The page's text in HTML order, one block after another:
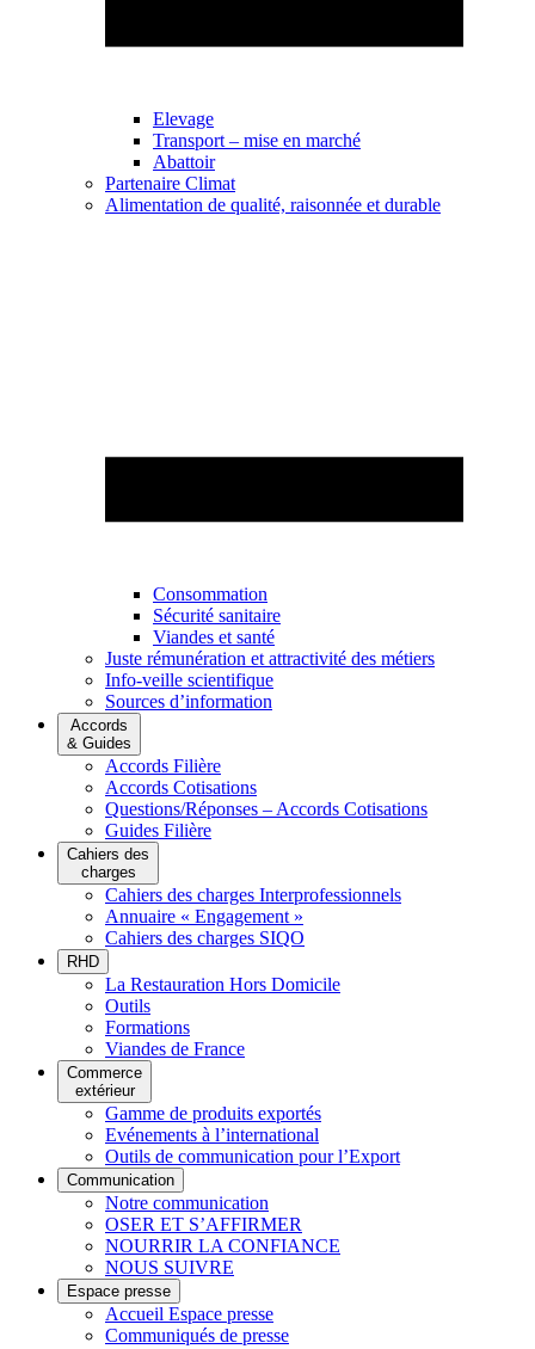
Elevage
Transport – mise en marché
Abattoir
Partenaire Climat
Alimentation de qualité, raisonnée et durable
Consommation
Sécurité sanitaire
Viandes et santé
Juste rémunération et attractivité des métiers
Info-veille scientifique
Sources d’information
Accords
& Guides
Accords Filière
Accords Cotisations
Questions/Réponses – Accords Cotisations
Guides Filière
Cahiers des
charges
Cahiers des charges Interprofessionnels
Annuaire « Engagement »
Cahiers des charges SIQO
RHD
La Restauration Hors Domicile
Outils
Formations
Viandes de France
Commerce
extérieur
Gamme de produits exportés
Evénements à l’international
Outils de communication pour l’Export
Communication
Notre communication
OSER ET S’AFFIRMER
NOURRIR LA CONFIANCE
NOUS SUIVRE
Espace presse
Accueil Espace presse
Communiqués de presse